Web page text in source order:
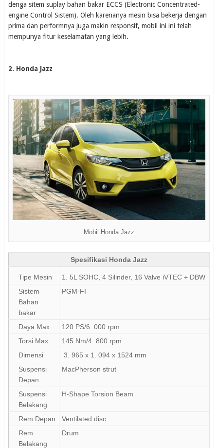
denga sitem suplay bahan bakar ECCS (Electronic Concentrated-
engine Control Sistem). Oleh karenanya mesin bisa bekerja dengan
prima dan performnya juga makin responsif, mobil ini ini telah
mempunya fitur keselamatan yang lebih.
2. Honda Jazz
Mobil Honda Jazz
Spesifikasi Honda Jazz
Tipe Mesin
1. 5L SOHC, 4 Silinder, 16 Valve iVTEC + DBW
Sistem
Bahan
bakar
PGM-FI
Daya Max
120 PS/6. 000 rpm
Torsi Max
145 Nm/4. 800 rpm
Dimensi
3. 965 x 1. 094 x 1524 mm
Suspensi
Depan
MacPherson strut
Suspensi
Belakang
H-Shape Torsion Beam
Rem Depan
Ventilated disc
Rem
Belakang
Drum